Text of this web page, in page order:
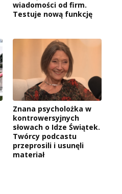
wiadomości od firm.
Testuje nową funkcję
Znana psycholożka w
kontrowersyjnych
słowach o Idze Świątek.
Twórcy podcastu
przeprosili i usunęli
materiał